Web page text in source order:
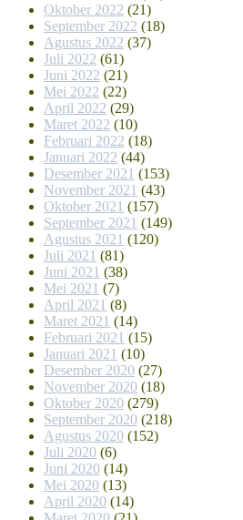
Oktober 2022 (21)
September 2022 (18)
Agustus 2022 (37)
Juli 2022 (61)
Juni 2022 (21)
Mei 2022 (22)
April 2022 (29)
Maret 2022 (10)
Februari 2022 (18)
Januari 2022 (44)
Desember 2021 (153)
November 2021 (43)
Oktober 2021 (157)
September 2021 (149)
Agustus 2021 (120)
Juli 2021 (81)
Juni 2021 (38)
Mei 2021 (7)
April 2021 (8)
Maret 2021 (14)
Februari 2021 (15)
Januari 2021 (10)
Desember 2020 (27)
November 2020 (18)
Oktober 2020 (279)
September 2020 (218)
Agustus 2020 (152)
Juli 2020 (6)
Juni 2020 (14)
Mei 2020 (13)
April 2020 (14)